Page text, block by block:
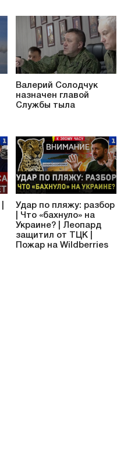
Валерий Солодчук
назначен главой
Службы тыла
Удар по пляжу: разбор
| Что «бахнуло» на
Украине? | Леопард
защитил от ТЦК |
Пожар на Wildberries